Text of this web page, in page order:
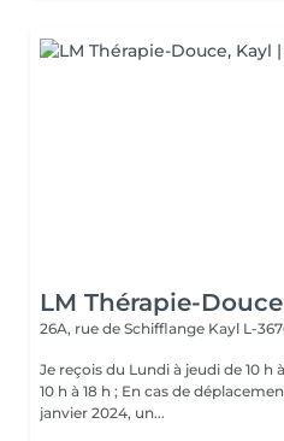
LM Thérapie-Douce
26A, rue de Schifflange Kayl L-
Je reçois du Lundi à jeudi de 10 h à 20 h ; vendredi et
10 h à 18 h ; En cas de
janvier 2024, un...